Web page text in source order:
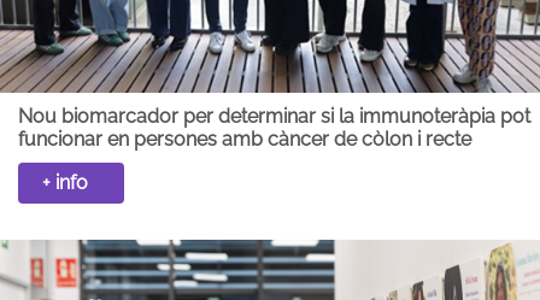
Nou biomarcador per determinar si la immunoteràpia pot
funcionar en persones amb càncer de còlon i recte
+ info